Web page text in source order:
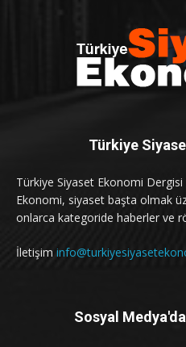
Türkiye
Türkiye Siyaset Ekonomi
Ekonomi, siyaset başta olmak
onlarca kategoride haberler ve
İletişim
Sosyal